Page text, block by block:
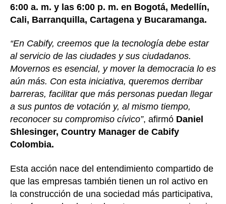
6:00 a. m. y las 6:00 p. m. en Bogotá, Medellín,
Cali, Barranquilla, Cartagena y Bucaramanga.
“En Cabify, creemos que la tecnología debe estar
al servicio de las ciudades y sus ciudadanos.
Movernos es esencial, y mover la democracia lo es
aún más. Con esta iniciativa, queremos derribar
barreras, facilitar que más personas puedan llegar
a sus puntos de votación y, al mismo tiempo,
reconocer su compromiso cívico”, afirmó Daniel
Shlesinger, Country Manager de Cabify
Colombia.
Esta acción nace del entendimiento compartido de
que las empresas también tienen un rol activo en
la construcción de una sociedad más participativa,